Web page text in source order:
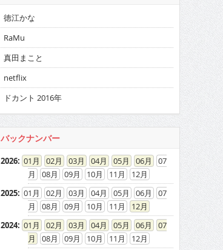
徳江かな
RaMu
真田まこと
netflix
ドカント 2016年
バックナンバー
2026: 01 02 03 04 05 06
07
08
09 10 11
12
2025: 01 02 03 04 05 06
07
08
09 10 11
12
2024: 01 02 03 04 05 06
07
08
09 10 11
12